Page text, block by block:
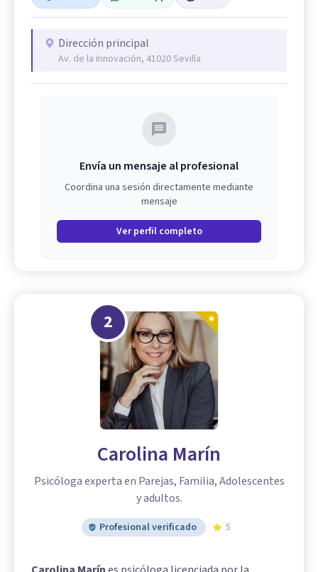
Dirección principal
Av. de la Innovación, 41020 Sevilla
Envía un mensaje al profesional
Coordina una sesión directamente mediante
mensaje
Ver perfil completo
2
Carolina Marín
Psicóloga experta en Parejas, Familia, Adolescentes
y adultos.
Profesional verificado 5